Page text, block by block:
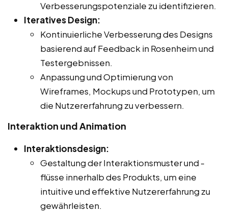
Verbesserungspotenziale zu identifizieren.
Iteratives Design:
Kontinuierliche Verbesserung des Designs
basierend auf Feedback in Rosenheim und
Testergebnissen.
Anpassung und Optimierung von
Wireframes, Mockups und Prototypen, um
die Nutzererfahrung zu verbessern.
Interaktion und Animation
Interaktionsdesign:
Gestaltung der Interaktionsmuster und -
flüsse innerhalb des Produkts, um eine
intuitive und effektive Nutzererfahrung zu
gewährleisten.